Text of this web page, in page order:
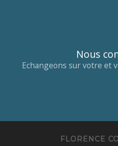
Nous
Echangeons sur votre et
FLORENCE